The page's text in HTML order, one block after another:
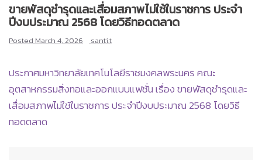
ขายพัสดุชำรุดและเสื่อมสภาพไม่ใช้ในราชการ ประจำ
ปีงบประมาณ 2568 โดยวิธีทอดตลาด
Posted March 4, 2026 santi.t
ประกาศมหาวิทยาลัยเทคโนโลยีราชมงคลพระนคร คณะ
อุตสาหกรรมสิ่งทอและออกแบบแฟชั่น เรื่อง ขายพัสดุชำรุดและ
เสื่อมสภาพไม่ใช้ในราชการ ประจำปีงบประมาณ 2568 โดยวิธี
ทอดตลาด